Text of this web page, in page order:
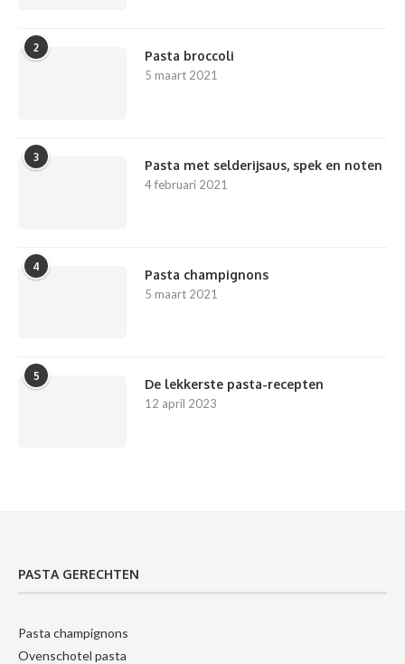
2
Pasta broccoli
5 maart 2021
3
Pasta met selderijsaus, spek en noten
4 februari 2021
4
Pasta champignons
5 maart 2021
5
De lekkerste pasta-recepten
12 april 2023
PASTA GERECHTEN
Pasta champignons
Ovenschotel pasta